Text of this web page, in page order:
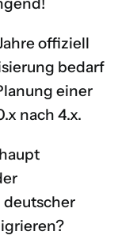
offiziell
bedarf
einer
nach 4.x.
deutscher